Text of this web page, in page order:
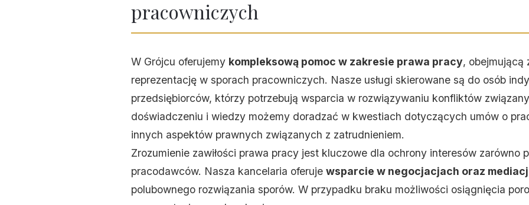
pracowniczych
W Grójcu oferujemy kompleksową pomoc w zakresie prawa pracy, obejmującą
reprezentację w sporach pracowniczych. Nasze usługi skierowane są do osób
przedsiębiorców, którzy potrzebują wsparcia w rozwiązywaniu konfliktów
doświadczeniu i wiedzy możemy doradzać w kwestiach dotyczących umów o
innych aspektów prawnych związanych z zatrudnieniem.
Zrozumienie zawiłości prawa pracy jest kluczowe dla ochrony interesów zarówno
pracodawców. Nasza kancelaria oferuje wsparcie w negocjacjach oraz
polubownego rozwiązania sporów. W przypadku braku możliwości osiągnięcia